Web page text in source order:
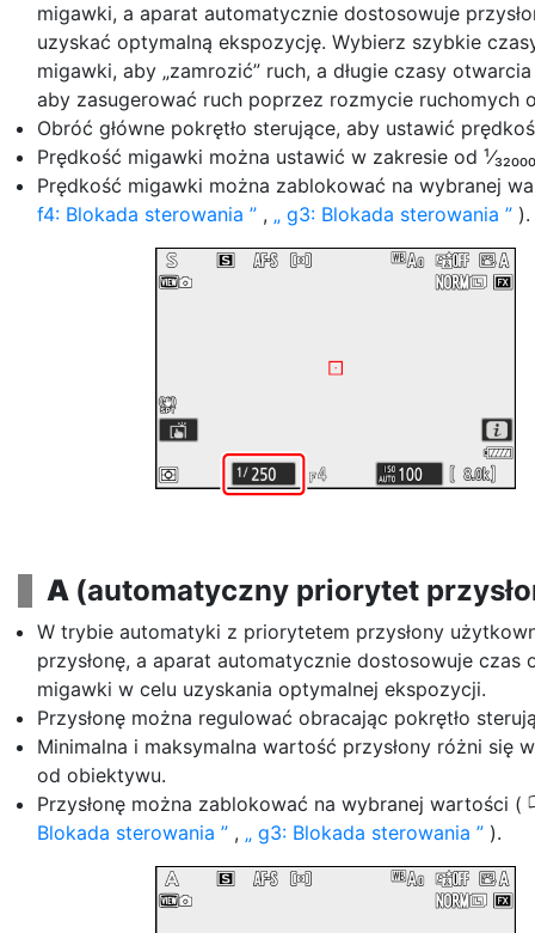
migawki, a aparat automatycznie dostosowuje
uzyskać optymalną ekspozycję. Wybierz szybkie
migawki, aby „zamrozić” ruch, a długie czasy
aby zasugerować ruch poprzez rozmycie ruchomych
Obróć główne pokrętło sterujące, aby ustawić
Prędkość migawki można ustawić w zakresie od
Prędkość migawki można zablokować na wybranej
f4: Blokada sterowania
, g3: Blokada sterowania ).
A (automatyczny priorytet
W trybie automatyki z priorytetem przysłony
przysłonę, a aparat automatycznie dostosowuje czas
migawki w celu uzyskania optymalnej ekspozycji.
Przysłonę można regulować obracając pokrętło
Minimalna i maksymalna wartość przysłony różni się
od obiektywu.
Przysłonę można zablokować na wybranej wartości (
Blokada sterowania , g3: Blokada sterowania ).